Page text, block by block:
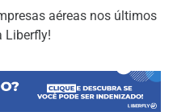
aéreas nos últimos
Liberfly!